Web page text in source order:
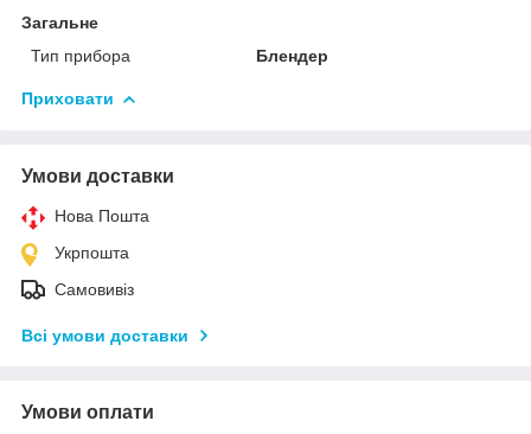
Загальне
Тип прибора
Блендер
Приховати
Умови доставки
Нова Пошта
Укрпошта
Самовивіз
Всі умови доставки
Умови оплати